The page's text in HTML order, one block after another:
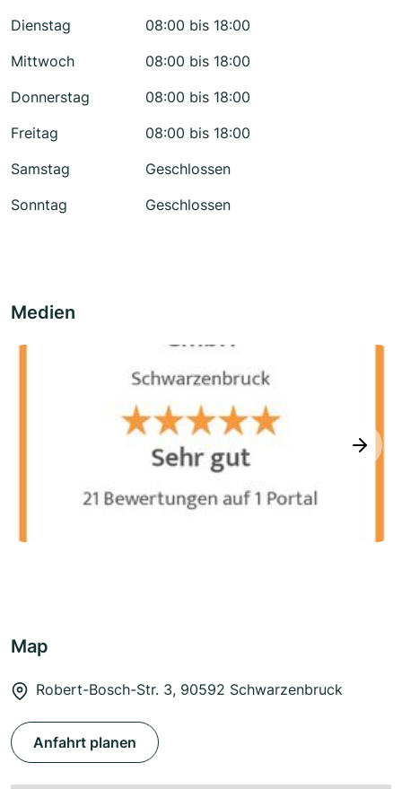
Dienstag
08:00 bis 18:00
Mittwoch
08:00 bis 18:00
Donnerstag
08:00 bis 18:00
Freitag
08:00 bis 18:00
Samstag
Geschlossen
Sonntag
Geschlossen
Medien
next
Map
Robert-Bosch-Str. 3, 90592 Schwarzenbruck
Anfahrt planen